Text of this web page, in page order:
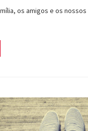
os amigos e os